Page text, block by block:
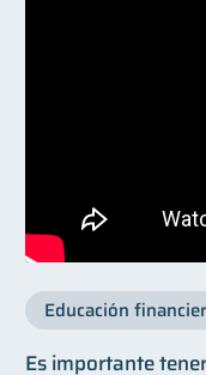
Educación
Es importante